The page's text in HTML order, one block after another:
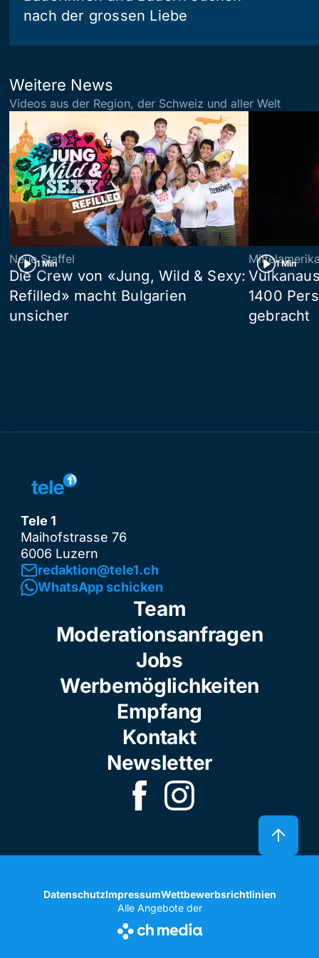
nach der grossen Liebe
Weitere News
Videos aus der Region, der Schweiz und aller Welt
1 Min
Neue Staffel
Die Crew von «Jung, Wild & Sexy:
Refilled» macht Bulgarien
unsicher
1 Min
1400
gebracht
Tele 1
Maihofstrasse 76
6006 Luzern
redaktion@tele1.ch
WhatsApp schicken
Team
Moderationsanfragen
Jobs
Werbemöglichkeiten
Empfang
Kontakt
Newsletter
DatenschutzImpressumWettbewerbsrichtlinien
Alle Angebote der